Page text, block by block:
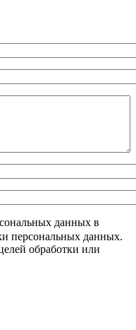
данных в
персональных данных.
обработки или